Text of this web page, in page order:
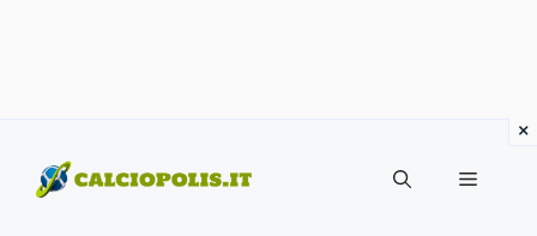
contenuto
Menu